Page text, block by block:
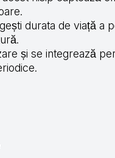
durata de viață a
și se integrează